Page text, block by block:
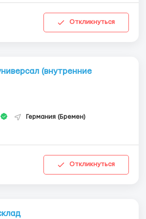
Откликнуться
(внутренние
Германия (Бремен)
Откликнуться